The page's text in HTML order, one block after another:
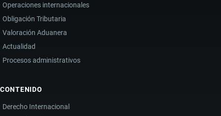
Operaciones internacionales
Obligación Tributaria
Valoración Aduanera
Actualidad
Procesos administrativos
CONTENIDO
Derecho Internacional